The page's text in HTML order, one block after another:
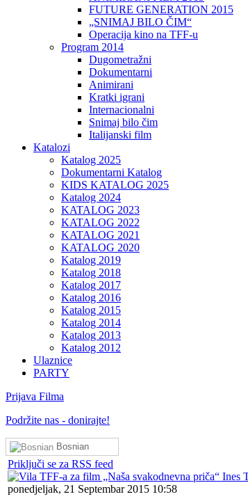
FUTURE GENERATION 2015
„SNIMAJ BILO ČIM“
Operacija kino na TFF-u
Program 2014
Dugometražni
Dokumentarni
Animirani
Kratki igrani
Internacionalni
Snimaj bilo čim
Italijanski film
Katalozi
Katalog 2025
Dokumentarni Katalog
KIDS KATALOG 2025
Katalog 2024
KATALOG 2023
KATALOG 2022
KATALOG 2021
KATALOG 2020
Katalog 2019
Katalog 2018
Katalog 2017
Katalog 2016
Katalog 2015
Katalog 2014
Katalog 2013
Katalog 2012
Ulaznice
PARTY
Prijava Filma
Podržite nas - donirajte!
Bosnian
Priključi se za RSS feed
ponedjeljak, 21 Septembar 2015 10:58